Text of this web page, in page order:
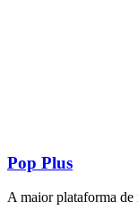
Pop Plus
A maior plataforma